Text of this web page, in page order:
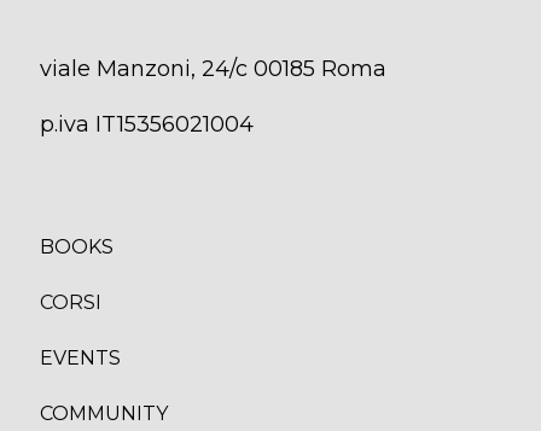
viale Manzoni, 24/c 00185 Roma
p.iva IT15356021004
BOOKS
CORSI
EVENTS
COMMUNITY